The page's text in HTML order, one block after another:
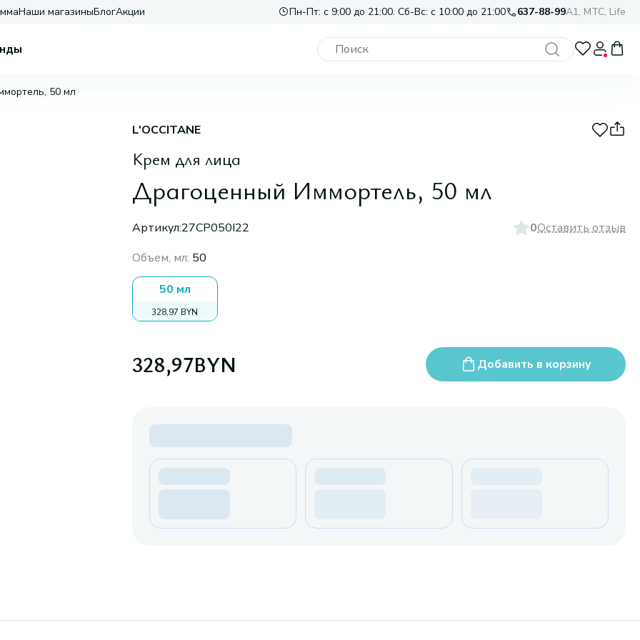
Наши магазиныБлогАкции Пн-Пт: с 9:00 до 21:00. Сб-Вс: с 10:00 до 21:00 637-88-99A1, МТС, Life
50 мл
L'OCCITANE
Крем для лица
Драгоценный Иммортель, 50 мл
Артикул:27CP050I22 0Оставить отзыв
Объем, мл: 50
50 мл
328,97 BYN
328,97BYN Добавить в корзину